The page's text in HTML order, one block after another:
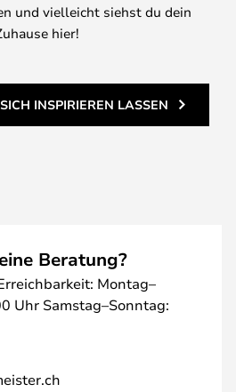
und vielleicht siehst du dein
hier!
INSPIRIEREN LASSEN
Beratung?
Montag–
Uhr Samstag–Sonntag: